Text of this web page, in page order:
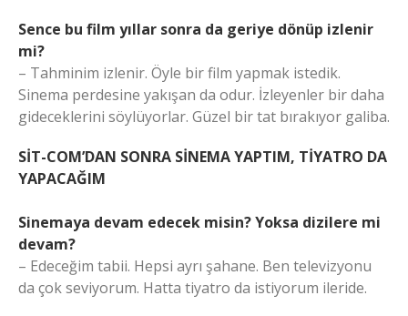
Sence bu film yıllar sonra da geriye dönüp izlenir
mi?
– Tahminim izlenir. Öyle bir film yapmak istedik.
Sinema perdesine yakışan da odur. İzleyenler bir daha
gideceklerini söylüyorlar. Güzel bir tat bırakıyor galiba.
SİT-COM’DAN SONRA SİNEMA YAPTIM, TİYATRO DA
YAPACAĞIM
Sinemaya devam edecek misin? Yoksa dizilere mi
devam?
– Edeceğim tabii. Hepsi ayrı şahane. Ben televizyonu
da çok seviyorum. Hatta tiyatro da istiyorum ileride.